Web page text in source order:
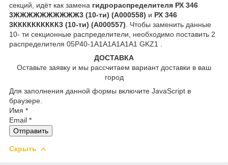
секций, идёт как замена гидрораспределителя РХ 346
3ЖЖЖЖЖЖЖЖЖЖ3 (10-ти) (А000558) и РХ 346
3КККККККККК3 (10-ти) (А000557) . Чтобы заменить данные
10- ти секционные распределители, необходимо поставить 2
распределителя 05P40-1A1A1A1A1A1 GKZ1 .
ДОСТАВКА
Оставьте заявку и мы рассчитаем вариант доставки в ваш
город
Для заполнения данной формы включите JavaScript в
браузере.
Имя *
Email *
Отправить
Скрыть